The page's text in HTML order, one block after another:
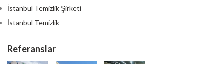
İstanbul Temizlik Şirketi
İstanbul Temizlik
Referanslar